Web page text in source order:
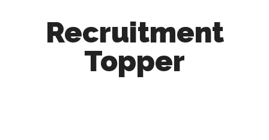
Recruitment
Topper